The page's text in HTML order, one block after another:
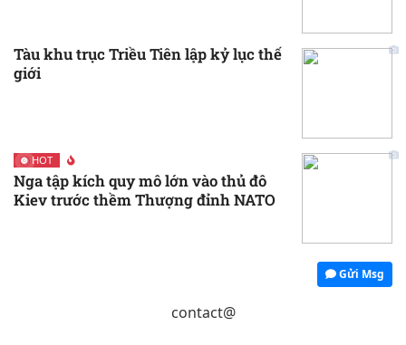
Tàu khu trục Triều Tiên lập kỷ lục thế
giới
HOT
Nga tập kích quy mô lớn vào thủ đô
Kiev trước thềm Thượng đỉnh NATO
Gửi Msg
contact@